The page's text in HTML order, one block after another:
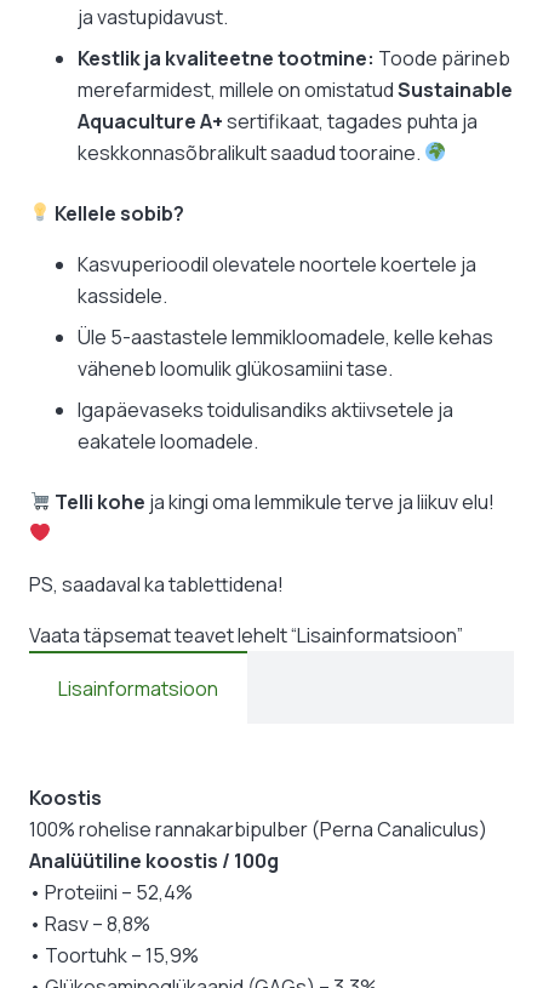
ja vastupidavust.
Kestlik ja kvaliteetne tootmine: Toode pärineb
merefarmidest, millele on omistatudSustainable
Aquaculture A+sertifikaat, tagades puhta ja
keskkonnasõbralikult saadud tooraine.
Kellele sobib?
Kasvuperioodil olevatele noortele koertele ja
kassidele.
Üle 5-aastastele lemmikloomadele, kelle kehas
väheneb loomulik glükosamiini tase.
Igapäevaseks toidulisandiks aktiivsetele ja
eakatele loomadele.
Telli kohe ja kingi oma lemmikule terve ja liikuv elu!
PS, saadaval ka tablettidena!
Vaata täpsemat teavet lehelt “Lisainformatsioon”
Lisainformatsioon
Koostis
100% rohelise rannakarbipulber (Perna Canaliculus)
Analüütiline koostis / 100g
• Proteiini – 52,4%
• Rasv – 8,8%
• Toortuhk – 15,9%